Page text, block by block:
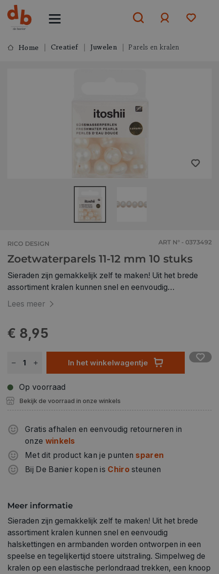
Home Creatief Juwelen Parels en kralen
RICO DESIGN ART N° - 0373492
Zoetwaterparels 11-12 mm 10 stuks
Sieraden zijn gemakkelijk zelf te maken! Uit het brede
assortiment kralen kunnen snel en eenvoudig
halskettingen en armbanden worden ontworpen in een
of sluiting bevestigen - klaar. De zoetwaterparels zorgen
kunststof Afmetingen: ca. 11 - 12 mm, met gat
gemakkelijk te rijgen met de juiste perlondraad (0,4 - 1
maat, vorm en kleur zijn mogelijk
Lees meer
€ 8,95
In het winkelwagentje
Op voorraad
Bekijk de voorraad in onze winkels
Gratis afhalen en eenvoudig retourneren in
onze winkels
Met dit product kan je punten sparen
Bij De Banier kopen is Chirosteunen
Meer informatie
Sieraden zijn gemakkelijk zelf te maken! Uit het brede
assortiment kralen kunnen snel en eenvoudig
halskettingen en armbanden worden ontworpen in een
speelse en tegelijkertijd stoere uitstraling. Simpelweg de
kralen op een elastische perlondraad trekken, een knoop